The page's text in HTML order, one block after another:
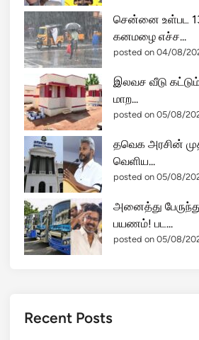
சென்னை உள்பட
கனமழை எச்ச...
posted on 04/08/
இலவச வீடு கட்டும்
மாற...
posted on 05/08/
தவெக அரசின்
வெளிய...
posted on 05/08/
அனைத்து
பயணம்! பட...
posted on 05/08/
Recent Posts